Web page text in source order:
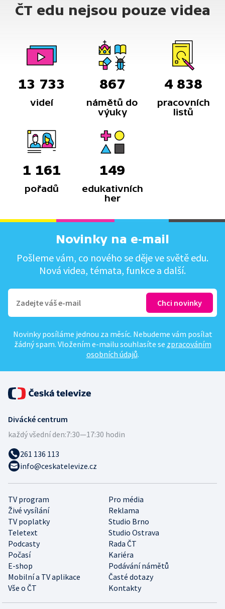
ČT edu nejsou pouze videa
13 733
videí
867
námětů do
výuky
4 838
pracovních
listů
1 161
pořadů
149
edukativních
her
Novinky na e-mail
Pošleme vám, co nového se děje ve světě edu.
Nová videa, témata, funkce a další.
Novinky posíláme jednou za měsíc. Nebudeme vám posílat
žádný spam. Vložením e-mailu souhlasíte se zpracováním
osobních údajů.